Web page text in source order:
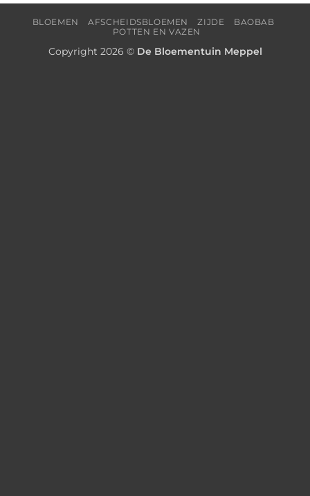
BLOEMEN AFSCHEIDSBLOEMEN ZIJDE
BAOBAB
POTTEN EN VAZEN
Copyright 2026 © De Bloementuin Meppel